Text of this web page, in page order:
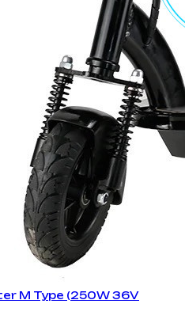
M Type (250W 36V